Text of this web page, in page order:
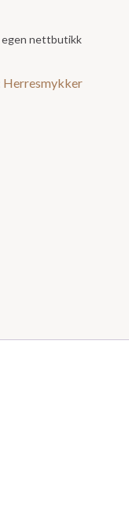
egen nettbutikk
Herresmykker